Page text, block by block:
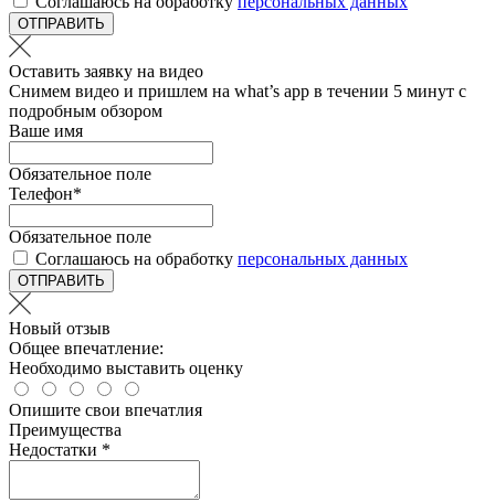
ОТПРАВИТЬ
Оставить заявку на видео
Снимем видео и пришлем на what’s app в течении 5 минут с
подробным обзором
Ваше имя
Обязательное поле
Телефон*
Обязательное поле
Соглашаюсь на обработку персональных данных
ОТПРАВИТЬ
Новый отзыв
Общее впечатление:
Необходимо выставить оценку
Опишите свои впечатлия
Преимущества
Недостатки *